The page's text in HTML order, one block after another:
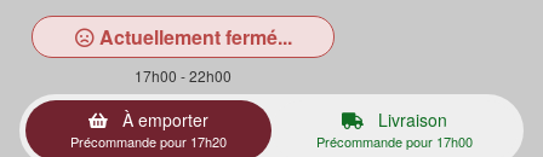
Actuellement fermé...
17h00 - 22h00
À emporter
Précommande pour 17h20
Livraison
Précommande pour 17h00